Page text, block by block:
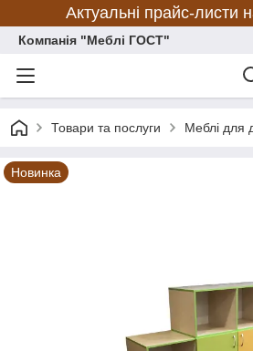
Актуальні прайс-листи
Компанія "Меблі ГОСТ"
Товари та послуги Меблі для
Новинка